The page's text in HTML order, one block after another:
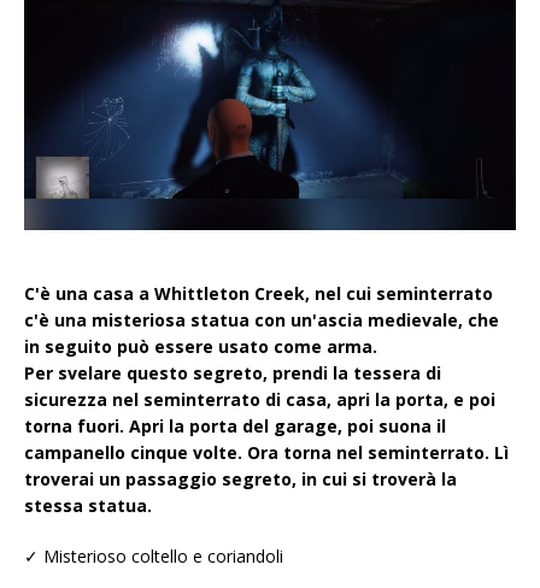
C'è una casa a Whittleton Creek, nel cui seminterrato
c'è una misteriosa statua con un'ascia medievale, che
in seguito può essere usato come arma.
Per svelare questo segreto, prendi la tessera di
sicurezza nel seminterrato di casa, apri la porta, e poi
torna fuori. Apri la porta del garage, poi suona il
campanello cinque volte. Ora torna nel seminterrato. Lì
troverai un passaggio segreto, in cui si troverà la
stessa statua.
✓ Misterioso coltello e coriandoli